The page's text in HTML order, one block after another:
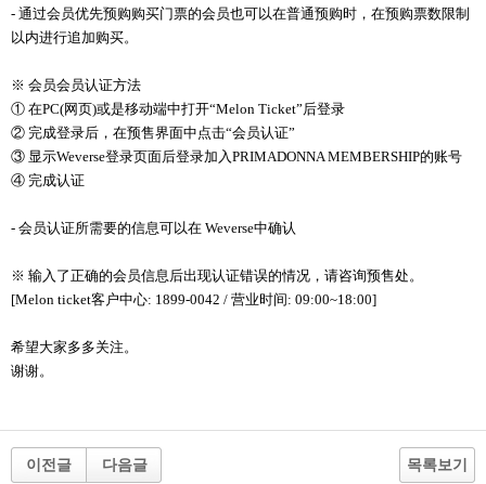
- 通过会员优先预购购买门票的会员也可以在普通预购时，在预购票数限制
以内进行追加购买。
※ 会员会员认证方法
① 在PC(网页)或是移动端中打开“Melon Ticket”后登录
② 完成登录后，在预售界面中点击“会员认证”
③ 显示Weverse登录页面后登录加入PRIMADONNA MEMBERSHIP的账号
④ 完成认证
- 会员认证所需要的信息可以在 Weverse中确认
※ 输入了正确的会员信息后出现认证错误的情况，请咨询预售处。
[Melon ticket客户中心: 1899-0042 / 营业时间: 09:00~18:00]
希望大家多多关注。
谢谢。
이전글 다음글 목록보기